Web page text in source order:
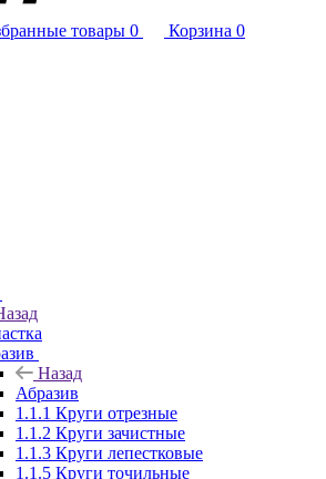
товары 0 Корзина 0
Назад
Абразив
1.1.1 Круги отрезные
1.1.2 Круги зачистные
1.1.3 Круги лепестковые
1.1.5 Круги точильные